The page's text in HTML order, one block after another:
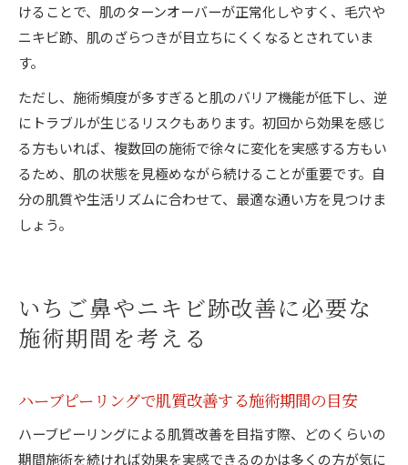
けることで、肌のターンオーバーが正常化しやすく、毛穴や
ニキビ跡、肌のざらつきが目立ちにくくなるとされていま
す。
ただし、施術頻度が多すぎると肌のバリア機能が低下し、逆
にトラブルが生じるリスクもあります。初回から効果を感じ
る方もいれば、複数回の施術で徐々に変化を実感する方もい
るため、肌の状態を見極めながら続けることが重要です。自
分の肌質や生活リズムに合わせて、最適な通い方を見つけま
しょう。
いちご鼻やニキビ跡改善に必要な
施術期間を考える
ハーブピーリングで肌質改善する施術期間の目安
ハーブピーリングによる肌質改善を目指す際、どのくらいの
期間施術を続ければ効果を実感できるのかは多くの方が気に